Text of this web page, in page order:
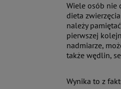
Wiele osób nie
dieta
należy
pierwszej
nadmiarze,
także wędlin,
Wynika to z